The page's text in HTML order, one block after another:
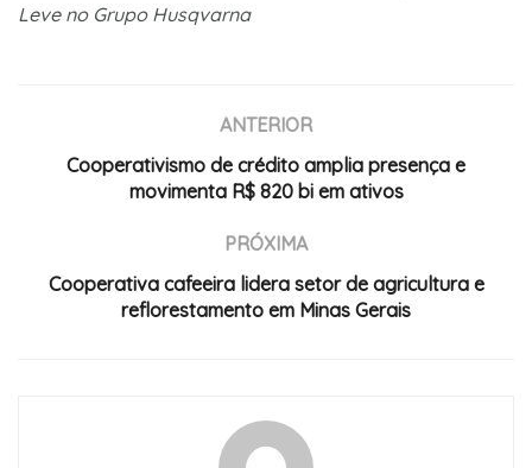
Leve no Grupo Husqvarna
ANTERIOR
Cooperativismo de crédito amplia presença e
movimenta R$ 820 bi em ativos
PRÓXIMA
Cooperativa cafeeira lidera setor de agricultura e
reflorestamento em Minas Gerais